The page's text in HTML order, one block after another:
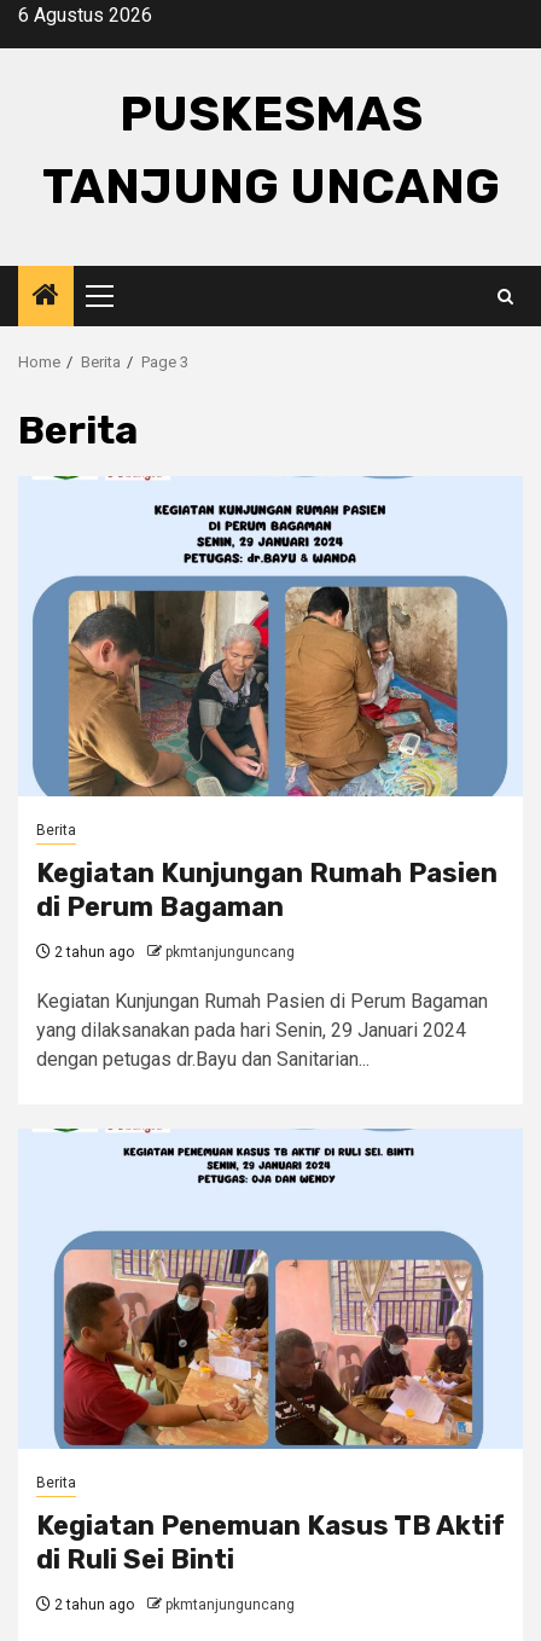
Skip6 Agustus 2026
PUSKESMAS
TANJUNG UNCANG
Primary
Menu
Home Berita Page 3
Berita
Berita
Kegiatan Kunjungan Rumah Pasien
di Perum Bagaman
2 tahun ago pkmtanjunguncang
Kegiatan Kunjungan Rumah Pasien di Perum Bagaman
yang dilaksanakan pada hari Senin, 29 Januari 2024
dengan petugas dr.Bayu dan Sanitarian...
Berita
Kegiatan Penemuan Kasus TB Aktif
di Ruli Sei Binti
2 tahun ago pkmtanjunguncang